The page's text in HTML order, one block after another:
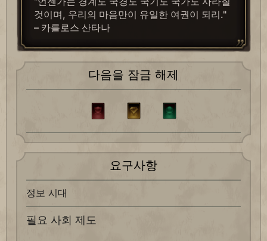
것이며, 우리의 마음만이 유일한 여권이 되리."
– 카를로스 산타나
다음을 잠금 해제
요구사항
정보 시대
필요 사회 제도